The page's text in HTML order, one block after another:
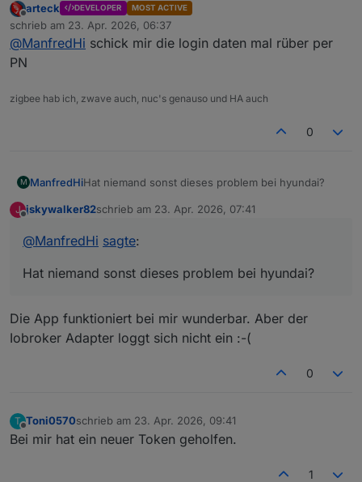
Offline
arteck DEVELOPER MOST ACTIVE
schrieb am 23. Apr. 2026, 06:37
zuletzt editiert von
@ManfredHi schick mir die login daten mal rüber per
PN
zigbee hab ich, zwave auch, nuc's genauso und HA auch
0
M ManfredHiHat niemand sonst dieses problem bei hyundai?
J jskywalker82schrieb am 23. Apr. 2026, 07:41
zuletzt editiert von
@ManfredHi sagte:
Hat niemand sonst dieses problem bei hyundai?
Die App funktioniert bei mir wunderbar. Aber der
Iobroker Adapter loggt sich nicht ein :-(
0
T
Offline
Toni0570schrieb am 23. Apr. 2026, 09:41
zuletzt editiert von
Bei mir hat ein neuer Token geholfen.
1